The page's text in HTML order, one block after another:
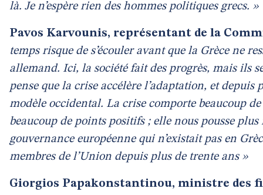
là. Je n’espère rien des hommes politiques grecs. »
Pavos Karvounis, représentant de la
temps risque de s’écouler avant que la Grèce ne
allemand. Ici, la société fait des progrès, mais ils
pense que la crise accélère l’adaptation, et
modèle occidental. La crise comporte beaucoup
beaucoup de points positifs ; elle nous pousse
gouvernance européenne qui n’existait pas en
membres de l’Union depuis plus de trente ans »
Giorgios Papakonstantinou, ministre des